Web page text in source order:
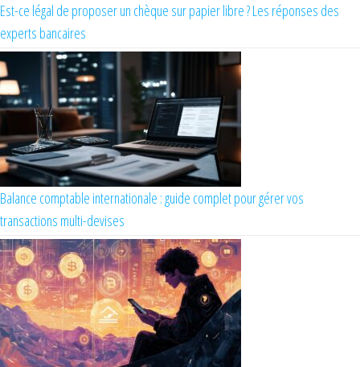
Est-ce légal de proposer un chèque sur papier libre ? Les réponses des
experts bancaires
Balance comptable internationale : guide complet pour gérer vos
transactions multi-devises